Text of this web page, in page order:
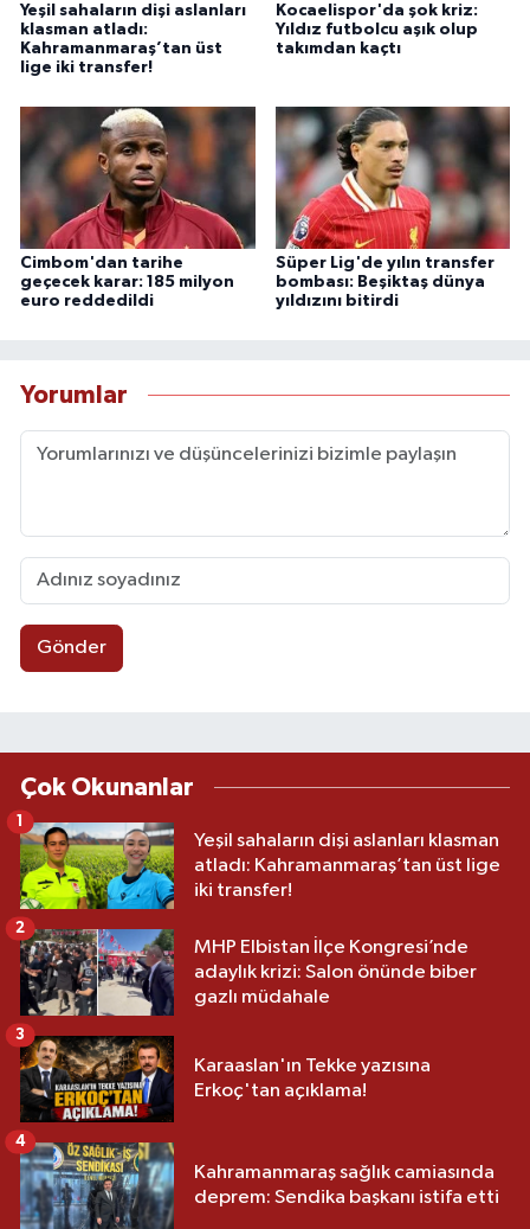
Yeşil sahaların dişi aslanları
klasman atladı:
Kahramanmaraş’tan üst
lige iki transfer!
Kocaelispor'da şok kriz:
Yıldız futbolcu aşık olup
takımdan kaçtı
Cimbom'dan tarihe
geçecek karar: 185 milyon
euro reddedildi
Süper Lig'de yılın transfer
bombası: Beşiktaş dünya
yıldızını bitirdi
Yorumlar
Gönder
Çok Okunanlar
Yeşil sahaların dişi aslanları klasman
atladı: Kahramanmaraş’tan üst lige
iki transfer!
1
MHP Elbistan İlçe Kongresi’nde
adaylık krizi: Salon önünde biber
gazlı müdahale
2
Karaaslan'ın Tekke yazısına
Erkoç'tan açıklama!
3
Kahramanmaraş sağlık camiasında
deprem: Sendika başkanı istifa etti
4